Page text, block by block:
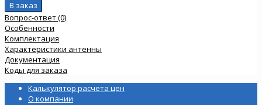
Вопрос-ответ (0)
Особенности
Комплектация
Характеристики антенны
Документация
Коды для заказа
Калькулятор расчета цен
О компании